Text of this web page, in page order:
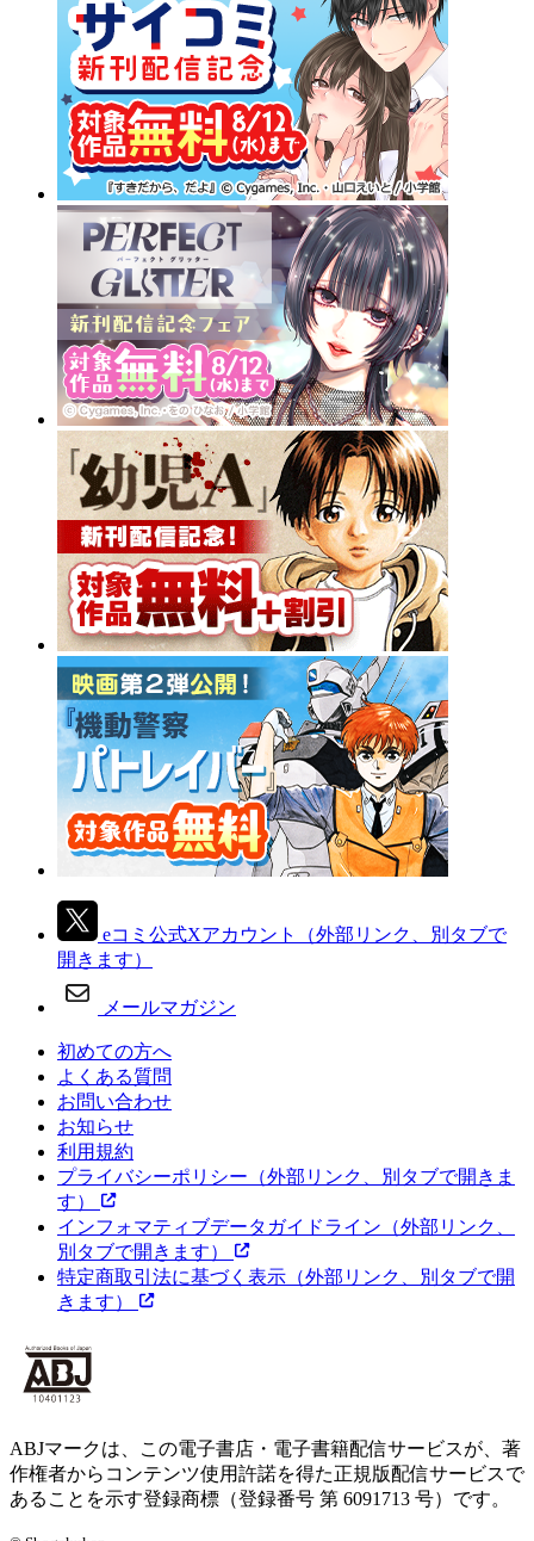
eコミ公式Xアカウント
（外部リンク、別タブで
開きます）
メールマガジン
初めての方へ
よくある質問
お問い合わせ
お知らせ
利用規約
プライバシーポリシー （外部リンク、別タブで開きま
す）
インフォマティブデータガイドライン （外部リンク、
別タブで開きます）
特定商取引法に基づく表示 （外部リンク、別タブで開
きます）
ABJマークは、この電子書店・電子書籍配信サービスが、著
作権者からコンテンツ使用許諾を得た正規版配信サービスで
あることを示す登録商標（登録番号 第 6091713 号）です。